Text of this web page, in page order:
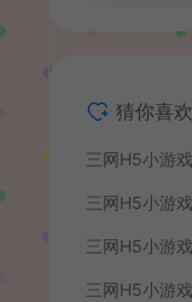
猜你喜欢